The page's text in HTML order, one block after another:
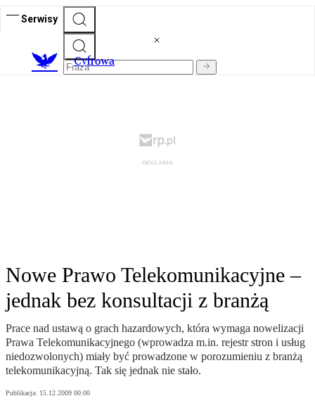
Serwisy
Cyfrowa
Nowe Prawo Telekomunikacyjne –
jednak bez konsultacji z branżą
Prace nad ustawą o grach hazardowych, która wymaga nowelizacji
Prawa Telekomunikacyjnego (wprowadza m.in. rejestr stron i usług
niedozwolonych) miały być prowadzone w porozumieniu z branżą
telekomunikacyjną. Tak się jednak nie stało.
Publikacja: 15.12.2009 00:00